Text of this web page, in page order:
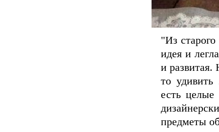
"Из
идея и
и развитая.
то удивить
есть целые
предметы